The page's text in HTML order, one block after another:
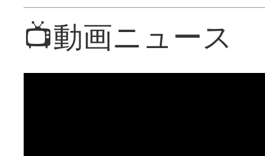
📺動画ニュース